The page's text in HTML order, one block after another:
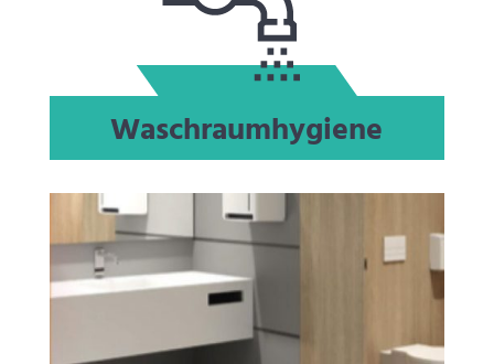
Waschraumhygiene